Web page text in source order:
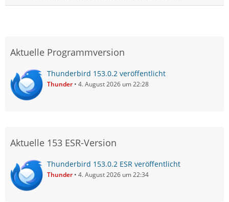
Aktuelle Programmversion
Thunderbird 153.0.2 veröffentlicht
Thunder 4. August 2026 um 22:28
Aktuelle 153 ESR-Version
Thunderbird 153.0.2 ESR veröffentlicht
Thunder 4. August 2026 um 22:34